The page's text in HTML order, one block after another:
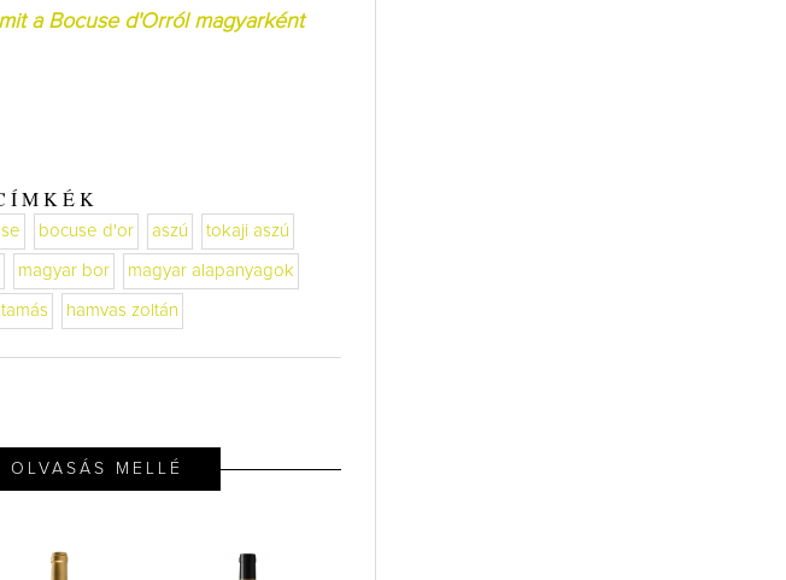
a Bocuse d'Orról magyarként
bocuse d'or aszú tokaji aszú
magyar bor magyar alapanyagok
hamvas zoltán
MELLÉ